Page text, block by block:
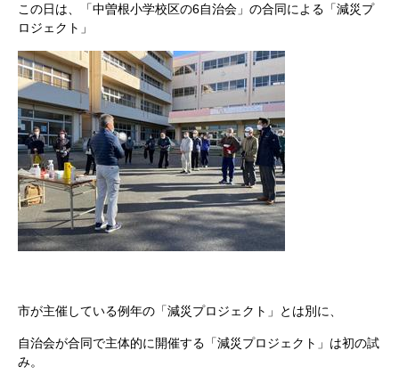
この日は、「中曽根小学校区の6自治会」の合同による「減災プ
ロジェクト」
市が主催している例年の「減災プロジェクト」とは別に、
自治会が合同で主体的に開催する「減災プロジェクト」は初の試
み。